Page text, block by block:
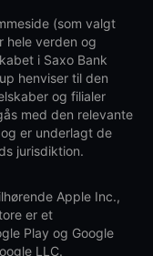
(som valgt
hele verden og
i Saxo Bank
henviser til den
og filialer
med den relevante
er underlagt de
jurisdiktion.
Apple Inc.,
er et
Play og Google
LLC.